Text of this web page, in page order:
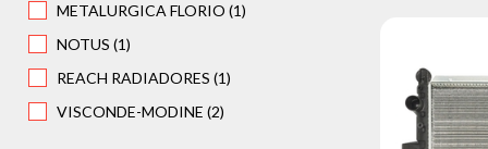
UNO
NISSAN
TIPO
METALURGICA FLORIO (1)
NOTUS (1)
REACH RADIADORES (1)
VISCONDE-MODINE (2)